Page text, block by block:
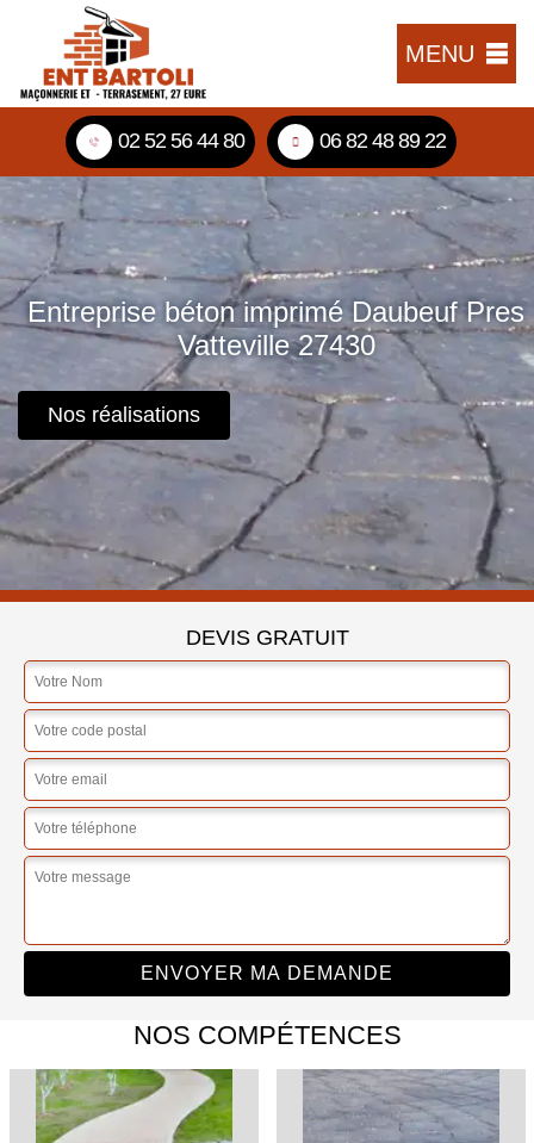
MENU
02 52 56 44 80 06 82 48 89 22
Entreprise béton imprimé Daubeuf Pres
Vatteville 27430
Nos réalisations
DEVIS GRATUIT
NOS COMPÉTENCES